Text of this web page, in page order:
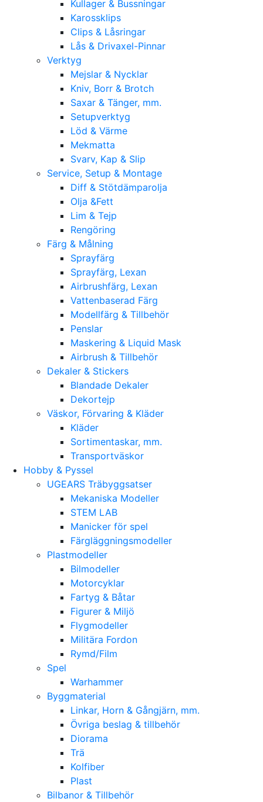
Kullager & Bussningar
Karossklips
Clips & Låsringar
Lås & Drivaxel-Pinnar
Verktyg
Mejslar & Nycklar
Kniv, Borr & Brotch
Saxar & Tänger, mm.
Setupverktyg
Löd & Värme
Mekmatta
Svarv, Kap & Slip
Service, Setup & Montage
Diff & Stötdämparolja
Olja &Fett
Lim & Tejp
Rengöring
Färg & Målning
Sprayfärg
Sprayfärg, Lexan
Airbrushfärg, Lexan
Vattenbaserad Färg
Modellfärg & Tillbehör
Penslar
Maskering & Liquid Mask
Airbrush & Tillbehör
Dekaler & Stickers
Blandade Dekaler
Dekortejp
Väskor, Förvaring & Kläder
Kläder
Sortimentaskar, mm.
Transportväskor
Hobby & Pyssel
UGEARS Träbyggsatser
Mekaniska Modeller
STEM LAB
Manicker för spel
Färgläggningsmodeller
Plastmodeller
Bilmodeller
Motorcyklar
Fartyg & Båtar
Figurer & Miljö
Flygmodeller
Militära Fordon
Rymd/Film
Spel
Warhammer
Byggmaterial
Linkar, Horn & Gångjärn, mm.
Övriga beslag & tillbehör
Diorama
Trä
Kolfiber
Plast
Bilbanor & Tillbehör